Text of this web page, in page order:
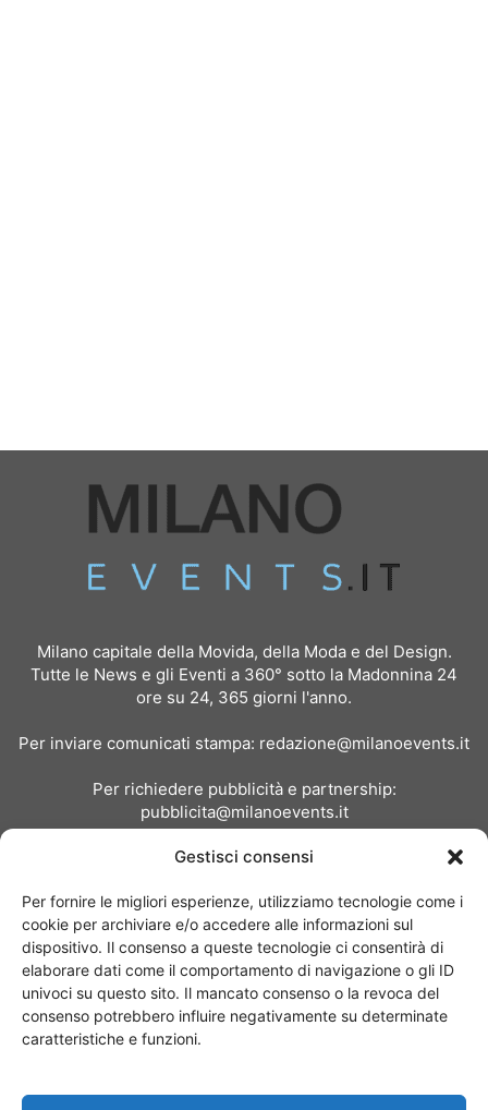
Gestisci consensi
Per fornire le migliori esperienze, utilizziamo tecnologie come i
cookie per archiviare e/o accedere alle informazioni sul
dispositivo. Il consenso a queste tecnologie ci consentirà di
elaborare dati come il comportamento di navigazione o gli ID
univoci su questo sito. Il mancato consenso o la revoca del
consenso potrebbero influire negativamente su determinate
caratteristiche e funzioni.
Milano capitale della Movida, della Moda e del Design.
Tutte le News e gli Eventi a 360° sotto la Madonnina 24
ore su 24, 365 giorni l'anno.
Per inviare comunicati stampa: redazione@milanoevents.it
Per richiedere pubblicità e partnership:
pubblicita@milanoevents.it
Chi siamo I Nostri Clienti